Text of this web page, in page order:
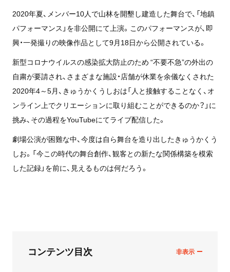
2020年夏、メンバー10人で山林を開墾し建造した舞台で、「地鎮
パフォーマンス」を非公開にて上演。このパフォーマンスが、即
興・一発撮りの映像作品として9月18日から公開されている。
新型コロナウイルスの感染拡大防止のため “不要不急”の外出の
自粛が要請され、さまざまな施設・店舗が休業を余儀なくされた
2020年4～5月、きゅうかくうしおは「人と接触することなく、オ
ンライン上でクリエーションに取り組むことができるのか？」に
挑み、その過程をYouTubeにてライブ配信した。
劇場公演が困難な中、今度は自ら舞台を造り出したきゅうかくう
しお。「今この時代の舞台創作、観客との新たな関係構築を模索
した記録」を前に、見えるものは何だろう。
コンテンツ目次